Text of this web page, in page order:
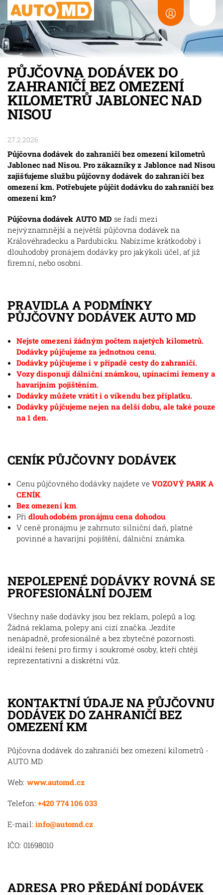
PŮJČOVNA DODÁVEK DO
ZAHRANIČÍ BEZ OMEZENÍ
KILOMETRŮ JABLONEC NAD
NISOU
27.2.2026
Půjčovna dodávek do zahraničí bez omezení kilometrů
Jablonec nad Nisou. Pro zákazníky z Jablonce nad Nisou
zajišťujeme službu půjčovny dodávek do zahraničí bez
omezení km. Potřebujete půjčit dodávku do zahraničí bez
omezení km?
Půjčovna dodávek AUTO MD se řadí mezi
nejvýznamnější a největší půjčovna dodávek na
Královéhradecku a Pardubicku. Nabízíme krátkodobý i
dlouhodobý pronájem dodávky pro jakýkoli účel, ať již
firemní, nebo osobní.
PRAVIDLA A PODMÍNKY
PŮJČOVNY DODÁVEK AUTO MD
Nejste omezeni žádným počtem najetých kilometrů.
Dodávky půjčujeme za jednotnou cenu.
Dodávky půjčujeme i v případě cesty do zahraničí.
Vozy disponují dálniční známkou, upínacími řemeny a
havarijním pojištěním.
Dodávky můžete vrátit i o víkendu bez příplatku.
Dodávky půjčujeme nejen na delší dobu, ale také pouze
na 1 den.
CENÍK PŮJČOVNY DODÁVEK
Cenu půjčovného dodávky najdete veVOZOVÝ PARK A
CENÍK.
Bez omezení km.
Při dlouhodobém pronájmu cena dohodou.
V ceně pronájmu je zahrnuto: silniční daň, platné
povinné a havarijní pojištění, dálniční známka.
NEPOLEPENÉ DODÁVKY ROVNÁ SE
PROFESIONÁLNÍ DOJEM
Všechny naše dodávky jsou bez reklam, polepů a log.
Žádná reklama, polepy ani cizí značka. Jezdíte
nenápadně, profesionálně a bez zbytečné pozornosti.
ideální řešení pro firmy i soukromé osoby, kteří chtějí
reprezentativní a diskrétní vůz.
KONTAKTNÍ ÚDAJE NA PŮJČOVNU
DODÁVEK DO ZAHRANIČÍ BEZ
OMEZENÍ KM
Půjčovna dodávek do zahraničí bez omezení kilometrů -
AUTO MD
Web: www.automd.cz
Telefon: +420 774 106 033
E-mail: info@automd.cz
IČO: 01698010
ADRESA PRO PŘEDÁNÍ DODÁVEK